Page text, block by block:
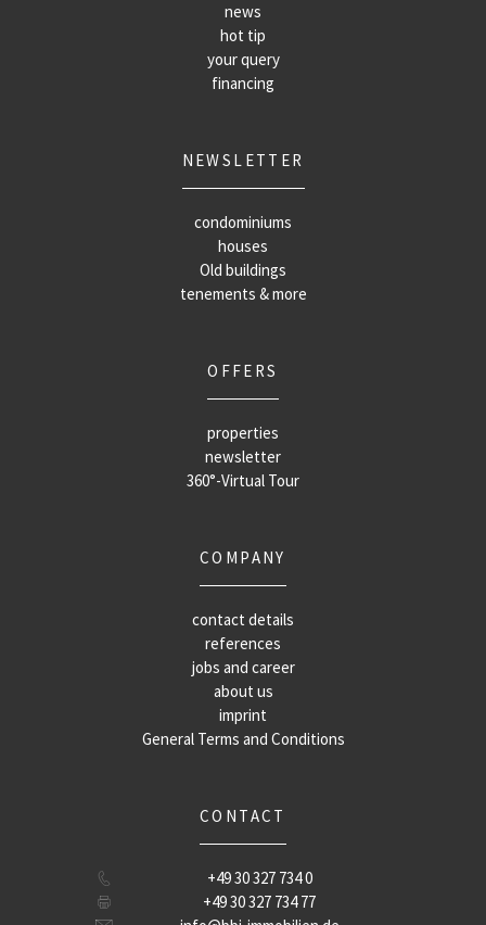
news
hot tip
your query
financing
NEWSLETTER
condominiums
houses
Old buildings
tenements & more
OFFERS
properties
newsletter
360°-Virtual Tour
COMPANY
contact details
references
jobs and career
about us
imprint
General Terms and Conditions
CONTACT
+49 30 327 734 0
+49 30 327 734 77